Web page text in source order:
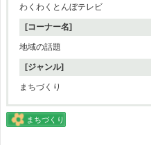
わくわくとんぼテレビ
[コーナー名]
地域の話題
[ジャンル]
まちづくり
まちづくり